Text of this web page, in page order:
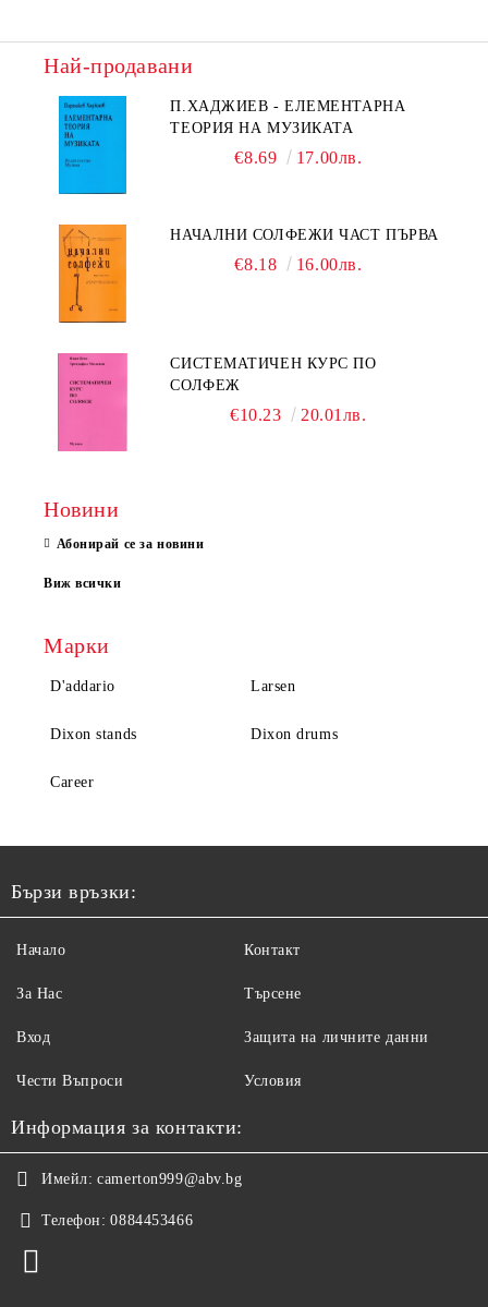
Най-продавани
П.ХАДЖИЕВ - ЕЛЕМЕНТАРНА
ТЕОРИЯ НА МУЗИКАТА
€8.69 17.00лв.
НАЧАЛНИ СОЛФЕЖИ ЧАСТ ПЪРВА
€8.18 16.00лв.
СИСТЕМАТИЧЕН КУРС ПО
СОЛФЕЖ
€10.23 20.01лв.
Новини
Абонирай се за новини
Виж всички
Марки
D'addario Larsen
Dixon stands Dixon drums
Career
Бързи връзки:
Начало
За Нас
Вход
Чести Въпроси
Контакт
Търсене
Защита на личните данни
Условия
Информация за контакти:
Имейл: camerton999@abv.bg
Телефон: 0884453466